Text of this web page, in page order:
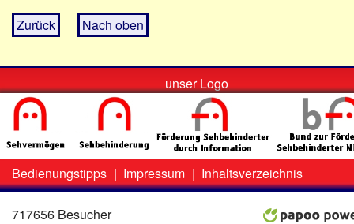
Zurück Nach oben
unser Logo
Zweit-
Menü
Bedienungstipps | Impressum | Inhaltsverzeichnis
717656 Besucher